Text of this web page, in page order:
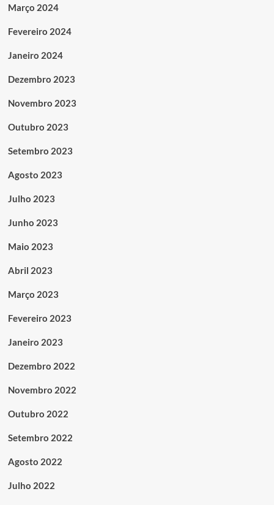
Março 2024
Fevereiro 2024
Janeiro 2024
Dezembro 2023
Novembro 2023
Outubro 2023
Setembro 2023
Agosto 2023
Julho 2023
Junho 2023
Maio 2023
Abril 2023
Março 2023
Fevereiro 2023
Janeiro 2023
Dezembro 2022
Novembro 2022
Outubro 2022
Setembro 2022
Agosto 2022
Julho 2022